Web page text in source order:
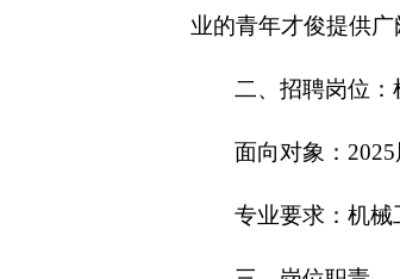
业的青年才俊提供广
二、招聘岗位：
面向对象：
专业要求：机械